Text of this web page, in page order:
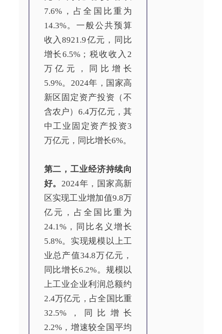
7.6%，占全国比重为
14.3%。一般公共预算
收入8921.9亿元，同比
增长6.5%；税收收入2
万亿元，同比增长
5.9%。2024年，国家高
新区固定资产投资（不
含农户）6.4万亿元，其
中工业固定资产投资3
万亿元，同比增长6%。
第二，工业经济持续向
好。 2024年，国家高新
区实现工业增加值9.8万
亿元，占全国比重为
24.1%，同比名义增长
5.8%。实现规模以上工
业总产值34.8万亿元，
同比增长6.2%。规模以
上工业企业利润总额约
2.4万亿元，占全国比重
32.5%，同比增长
2.2%，增速较全国平均